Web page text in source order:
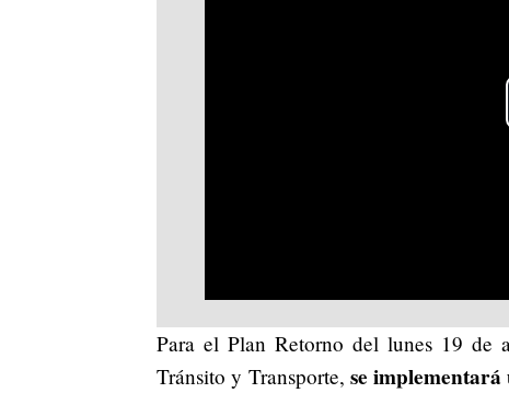
Para el Plan Retorno del lunes 19 de
Tránsito y Transporte, se